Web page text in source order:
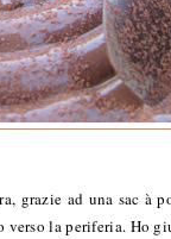
grazie ad una sac à
la periferia. Ho